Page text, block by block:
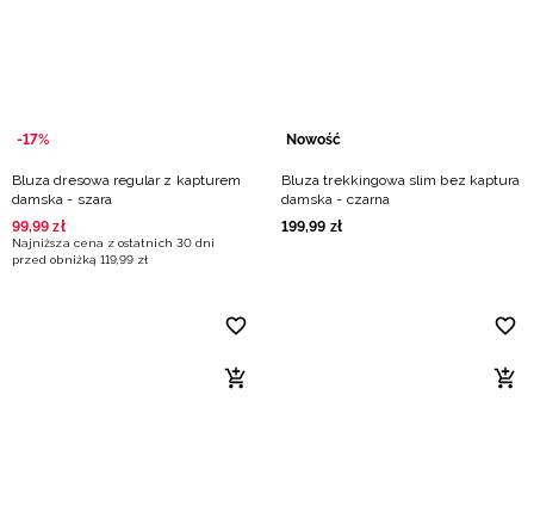
-17%
Bluza dresowa regular z kapturem
damska - szara
99,99 zł
Najniższa cena z ostatnich 30 dni
przed obniżką 119,99 zł
Nowość
Bluza trekkingowa slim bez kaptura
damska - czarna
199,99 zł